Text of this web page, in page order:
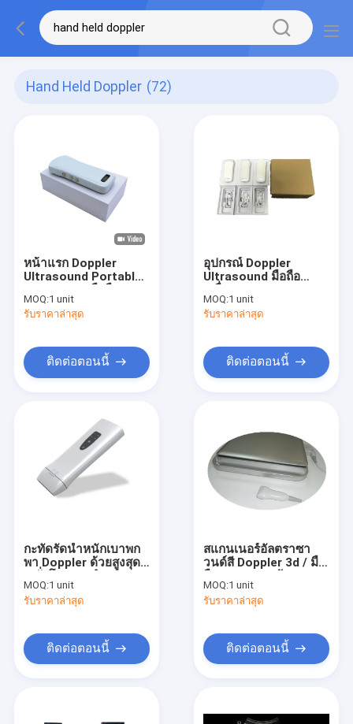
Hand Held Doppler (72)
หน้าแรก Doppler
Ultrasound Portable
Doppler Ultrasound
แอพพลิเคชั่นสูตินรีเวช
MOQ:1 unit
รับราคาล่าสุด
ติดต่อตอนนี้
อุปกรณ์ Doppler
Ultrasound มือถือ
องค์ประกอบ 90 ~ 200
มม. ความลึก 235g น้ำ
MOQ:1 unit
รับราคาล่าสุด
ติดต่อตอนนี้
กะทัดรัดน้ำหนักเบาพก
พา Doppler ด้วยสูงสุด
อย่างต่อเนื่อง
MOQ:1 unit
รับราคาล่าสุด
ติดต่อตอนนี้
สแกนเนอร์อัลตราซา
วนด์สี Doppler 3d / มือ
แบตเตอรี่ในตัว
MOQ:1 unit
รับราคาล่าสุด
ติดต่อตอนนี้